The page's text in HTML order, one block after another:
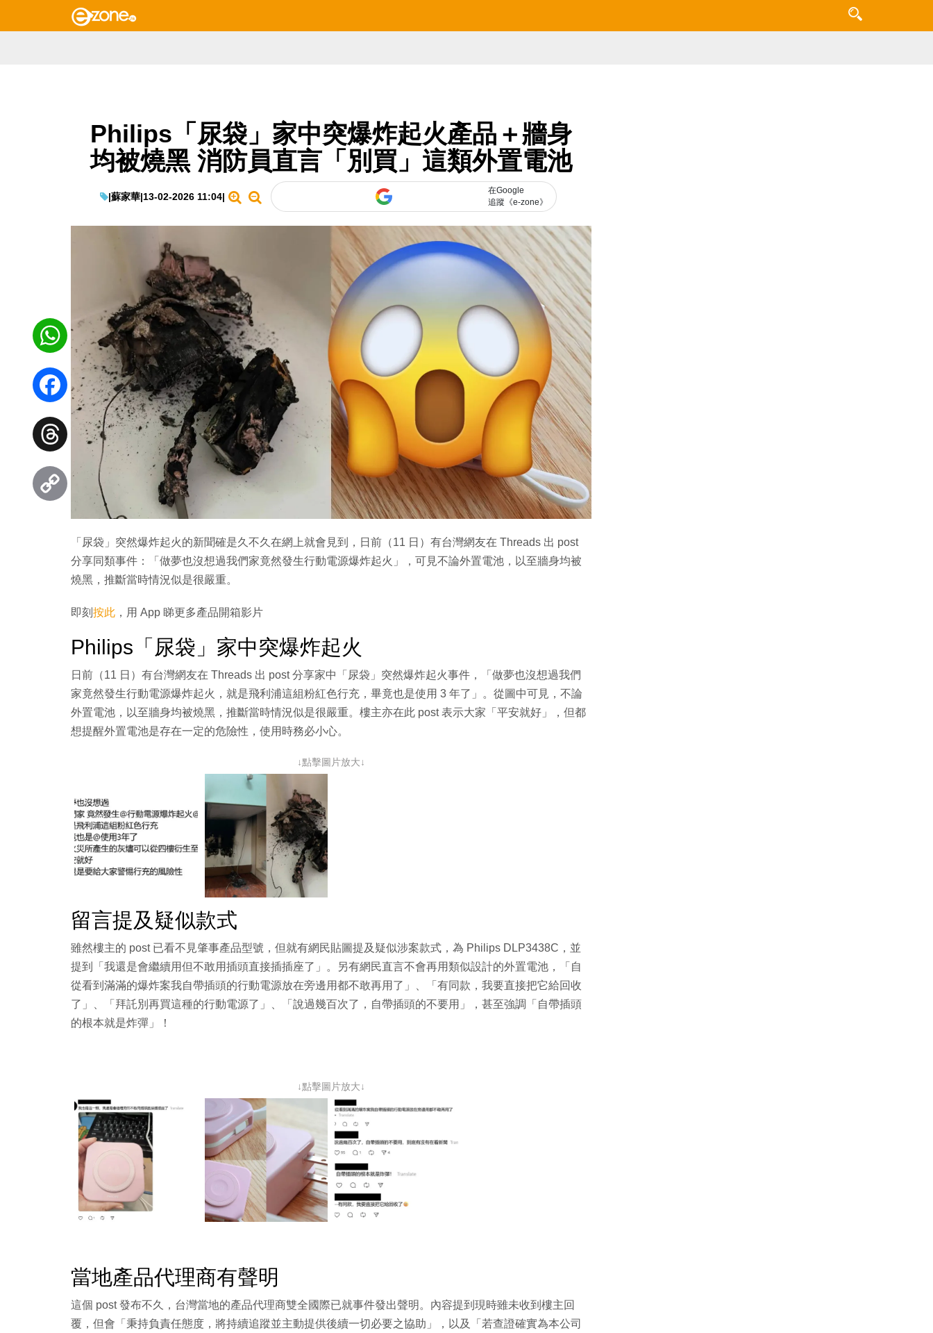
Philips「尿袋」家中突爆炸起火產品＋牆身
均被燒黑 消防員直言「別買」這類外置電池
|蘇家華|13-02-2026 11:04|
在Google
追蹤《e-zone》
「尿袋」突然爆炸起火的新聞確是久不久在網上就會見到，日前（11 日）有台灣網友在 Threads 出 post
分享同類事件：「做夢也沒想過我們家竟然發生行動電源爆炸起火」，可見不論外置電池，以至牆身均被
燒黑，推斷當時情況似是很嚴重。
即刻 按此 ，用 App 睇更多產品開箱影片
Philips「尿袋」家中突爆炸起火
日前（11 日）有台灣網友在 Threads 出 post 分享家中「尿袋」突然爆炸起火事件，「做夢也沒想過我們
家竟然發生行動電源爆炸起火，就是飛利浦這組粉紅色行充，畢竟也是使用 3 年了」。從圖中可見，不論
外置電池，以至牆身均被燒黑，推斷當時情況似是很嚴重。樓主亦在此 post 表示大家「平安就好」，但都
想提醒外置電池是存在一定的危險性，使用時務必小心。
↓點擊圖片放大↓
留言提及疑似款式
雖然樓主的 post 已看不見肇事產品型號，但就有網民貼圖提及疑似涉案款式，為 Philips DLP3438C，並
提到「 我還是會繼續用但不敢用插頭直接插插座了 」。另有網民直言不會再用類似設計的外置電池，「 自
從看到滿滿的爆炸案我自帶插頭的行動電源放在旁邊用都不敢再用了 」、「 有同款，我要直接把它給回收
了 」、「 拜託別再買這種的行動電源了 」、「 說過幾百次了，自帶插頭的不要用 」，甚至強調「 自帶插頭
的根本就是炸彈 」 ！
↓點擊圖片放大↓
當地產品代理商有聲明
這個 post 發布不久，台灣當地的產品代理商雙全國際已就事件發出聲明。內容提到現時雖未收到樓主回
覆，但會「秉持負責任態度，將持續追蹤並主動提供後續一切必要之協助」，以及「若查證確實為本公司
WhatsApp
Facebook
Threads
Copy